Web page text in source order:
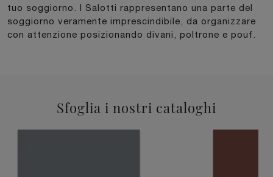
tuo soggiorno. I Salotti rappresentano una parte del
soggiorno veramente imprescindibile, da organizzare
con attenzione posizionando divani, poltrone e pouf.
Sfoglia i nostri cataloghi